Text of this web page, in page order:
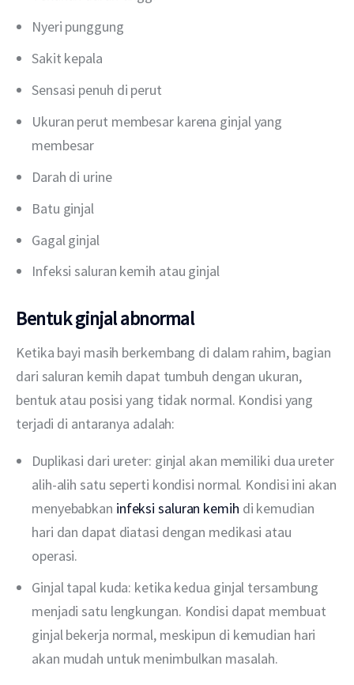
Nyeri punggung
Sakit kepala
Sensasi penuh di perut
Ukuran perut membesar karena ginjal yang
membesar
Darah di urine
Batu ginjal
Gagal ginjal
Infeksi saluran kemih atau ginjal
Bentuk ginjal abnormal
Ketika bayi masih berkembang di dalam rahim, bagian
dari saluran kemih dapat tumbuh dengan ukuran,
bentuk atau posisi yang tidak normal. Kondisi yang
terjadi di antaranya adalah:
Duplikasi dari ureter: ginjal akan memiliki dua ureter
alih-alih satu seperti kondisi normal. Kondisi ini akan
menyebabkan infeksi saluran kemih di kemudian
hari dan dapat diatasi dengan medikasi atau
operasi.
Ginjal tapal kuda: ketika kedua ginjal tersambung
menjadi satu lengkungan. Kondisi dapat membuat
ginjal bekerja normal, meskipun di kemudian hari
akan mudah untuk menimbulkan masalah.